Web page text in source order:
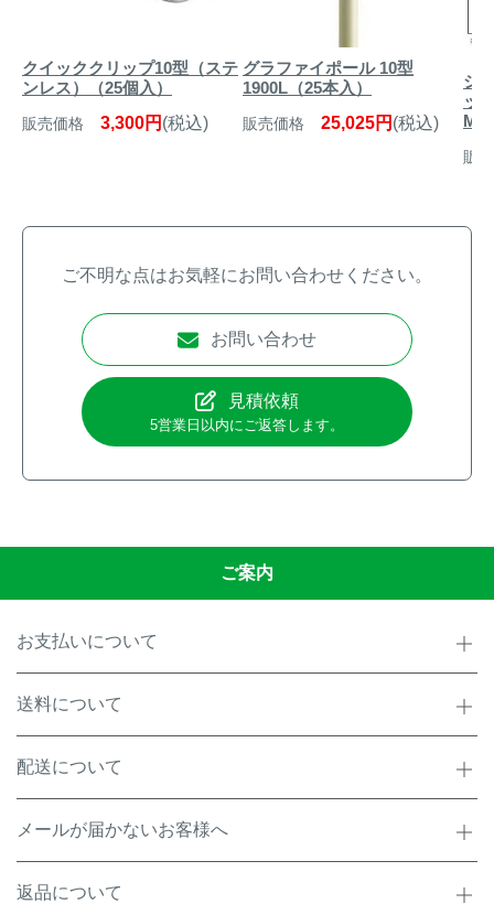
クイッククリップ10型（ステ
ンレス）（25個入）
販売価格 3,300円 (税込)
グラファイポール 10型
1900L（25本入）
販売価格 25,025円 (税込)
シ
ッ
販
ご不明な点はお気軽にお問い合わせください。
お問い合わせ
見積依頼
5営業日以内にご返答します。
ご案内
お支払いについて
送料について
配送について
メールが届かないお客様へ
返品について